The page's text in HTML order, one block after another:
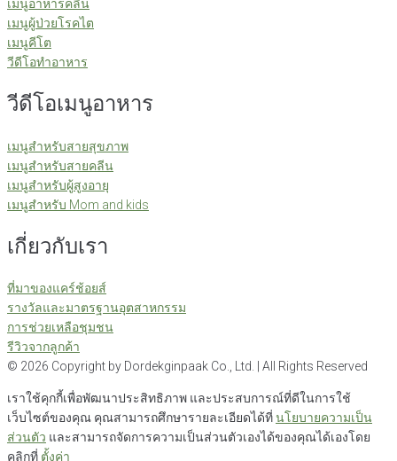
เมนูอาหารคลีน
เมนูผู้ป่วยโรคไต
เมนูคีโต
วีดีโอทำอาหาร
วีดีโอเมนูอาหาร
เมนูสำหรับสายสุขภาพ
เมนูสำหรับสายคลีน
เมนูสำหรับผู้สูงอายุ
เมนูสำหรับ Mom and kids
เกี่ยวกับเรา
ที่มาของแคร์ช้อยส์
รางวัลและมาตรฐานอุตสาหกรรม
การช่วยเหลือชุมชน
รีวิวจากลูกค้า
© 2026 Copyright by Dordekginpaak Co., Ltd. | All Rights Reserved
เราใช้คุกกี้เพื่อพัฒนาประสิทธิภาพ และประสบการณ์ที่ดีในการใช้
เว็บไซต์ของคุณ คุณสามารถศึกษารายละเอียดได้ที่นโยบายความเป็น
ส่วนตัว และสามารถจัดการความเป็นส่วนตัวเองได้ของคุณได้เองโดย
คลิกที่ ตั้งค่า